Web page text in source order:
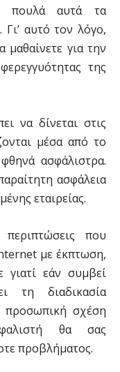
πουλά αυτά τα
Γι’ αυτό τον λόγο,
για την
της
να δίνεται στις
μέσα από το
ασφάλιστρα.
ασφάλεια
εταιρείας.
που
με έκπτωση,
εάν συμβεί
τη διαδικασία
προσωπική σχέση
θα σας
προβλήματος.